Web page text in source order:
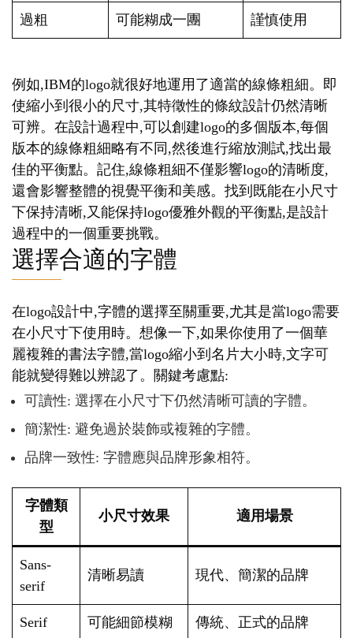
過粗 可能糊成一團 謹慎使用
例如,IBM的logo就很好地運用了適當的線條粗細。即
使縮小到很小的尺寸,其特徵性的條紋設計仍然清晰
可辨。在設計過程中,可以創建logo的多個版本,每個
版本的線條粗細略有不同,然後進行縮放測試,找出最
佳的平衡點。記住,線條粗細不僅影響logo的清晰度,
還會影響整體的視覺平衡和美感。找到既能在小尺寸
下保持清晰,又能保持logo優雅外觀的平衡點,是設計
過程中的一個重要挑戰。
選擇合適的字體
在logo設計中,字體的選擇至關重要,尤其是當logo需要
在小尺寸下使用時。想像一下,如果你使用了一個華
麗複雜的書法字體,當logo縮小到名片大小時,文字可
能就變得難以辨認了。關鍵考慮點:
可讀性: 選擇在小尺寸下仍然清晰可讀的字體。
簡潔性: 避免過於裝飾或複雜的字體。
品牌一致性: 字體應與品牌形象相符。
字體類
型
小尺寸效果 適用場景
Sans-
serif
清晰易讀 現代、簡潔的品牌
Serif 可能細節模糊 傳統、正式的品牌